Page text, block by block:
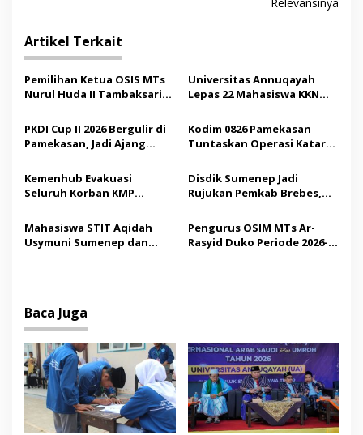
g
a
s
i
p
o
s
Artikel Terkait
Pemilihan Ketua OSIS MTs
Nurul Huda II Tambaksari
Demokrasi bagi Siswa
Universitas Annuqayah
Lepas 22 Mahasiswa KKN
Saudi
PKDI Cup II 2026 Bergulir di
Pamekasan, Jadi Ajang
Madura
Kodim 0826 Pamekasan
Tuntaskan Operasi Katarak
Tindakan Medis
Kemenhub Evakuasi
Seluruh Korban KMP
Operator Diaudit
Disdik Sumenep Jadi
Rujukan Pemkab Brebes,
Pendidikan Berbasis
Budaya
Mahasiswa STIT Aqidah
Usymuni Sumenep dan
Pengurus OSIM MTs Ar-
Rasyid Duko Periode 2026-
Baca Juga